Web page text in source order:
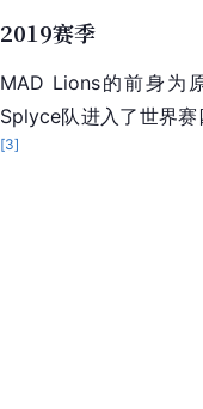
2019赛季
MAD Lions的前身为
Splyce队进入了世界
[3]